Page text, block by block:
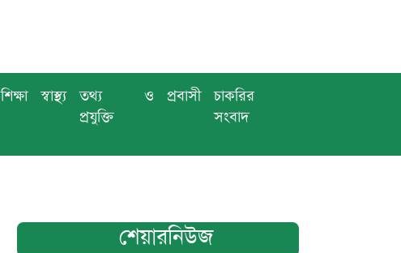
শিক্ষা স্বাস্থ্য
তথ্য ও
প্রযুক্তি
প্রবাসী
চাকরির
সংবাদ
শেয়ারনিউজ